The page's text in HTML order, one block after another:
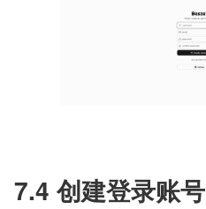
7.4 创建登录账号